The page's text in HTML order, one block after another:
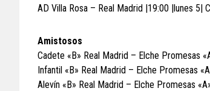
AD Villa Rosa – Real Madrid |19:00 |lunes 5|
Amistosos
Cadete «B» Real Madrid – Elche Promesas
Infantil «B» Real Madrid – Elche Promesas
Alevín «B» Real Madrid – Elche Promesas